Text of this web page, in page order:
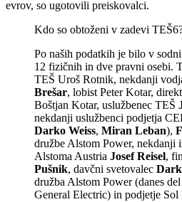
evrov, so ugotovili preiskovalci.
Kdo so obtoženi v zadevi
Po naših podatkih je bilo v
12 fizičnih in dve pravni osebi.
TEŠ Uroš Rotnik, nekdanji
Brešar, lobist Peter Kotar,
Boštjan Kotar, uslužbenec TEŠ
nekdanji uslužbenci podjetja
Darko Weiss, Miran Leban),
družbe Alstom Power, nekdanji
Alstoma Austria Josef Reisel,
Pušnik, davčni svetovalec
družba Alstom Power (danes
General Electric) in podjetje Sol